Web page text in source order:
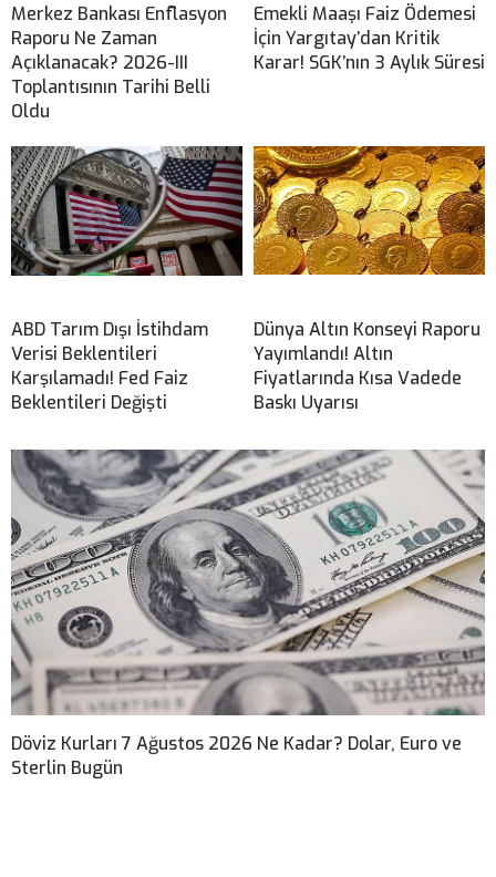
Merkez Bankası Enflasyon
Raporu Ne Zaman
Açıklanacak? 2026-III
Toplantısının Tarihi Belli
Oldu
Emekli Maaşı Faiz Ödemesi
İçin Yargıtay’dan Kritik
Karar! SGK’nın 3 Aylık Süresi
ABD Tarım Dışı İstihdam
Verisi Beklentileri
Karşılamadı! Fed Faiz
Beklentileri Değişti
Dünya Altın Konseyi Raporu
Yayımlandı! Altın
Fiyatlarında Kısa Vadede
Baskı Uyarısı
Döviz Kurları 7 Ağustos 2026 Ne Kadar? Dolar, Euro ve
Sterlin Bugün